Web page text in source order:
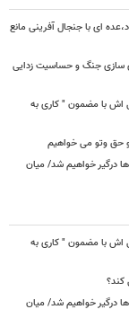
ای با جنجال آفرینی مانع
سازی جنگ و حساسیت زدایی
اش با مضمون " کاری به
حق وتو می خواهیم
درگیر خواهیم شد/ میان
اش با مضمون " کاری به
کند؟
درگیر خواهیم شد/ میان